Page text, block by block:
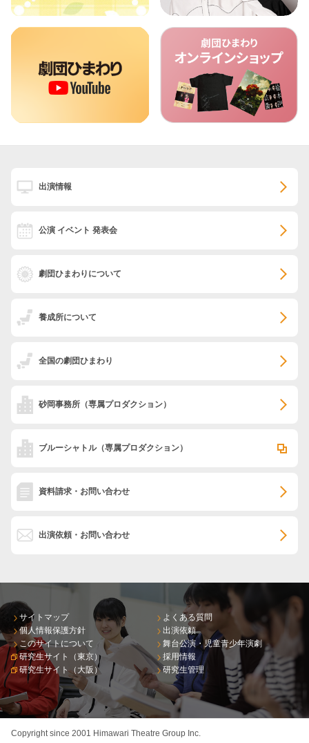
出演情報
公演 イベント 発表会
劇団ひまわりについて
養成所について
全国の劇団ひまわり
砂岡事務所 （専属プロダクション）
ブルーシャトル（専属プロダクション）
資料請求・お問い合わせ
出演依頼・お問い合わせ
サイトマップ
個人情報保護方針
このサイトについて
研究生サイト（東京）
研究生サイト（大阪）
よくある質問
出演依頼
舞台公演・児童青少年演劇
採用情報
研究生管理
Copyright since 2001 Himawari Theatre Group Inc.